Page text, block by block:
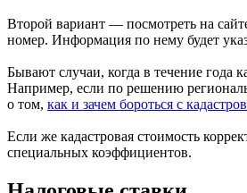
Второй вариант — посмотреть на
номер. Информация по нему будет
Бывают случаи, когда в течение года
Например, если по решению
о том, как и зачем бороться с
Если же кадастровая стоимость
специальных коэффициентов.